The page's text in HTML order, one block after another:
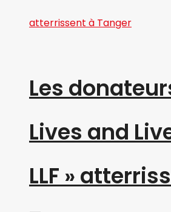
Les
Lives and
LLF »